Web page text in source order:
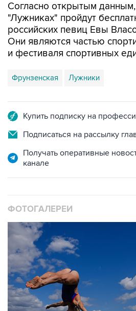
Согласно открытым данным,
"Лужниках" пройдут
российских певиц Евы
Они являются частью
и фестиваля спортивных
Фрунзенская Лужники
Купить подписку на
Подписаться на рассылку
Получать оперативные
канале
ФОТОГАЛЕРЕИ